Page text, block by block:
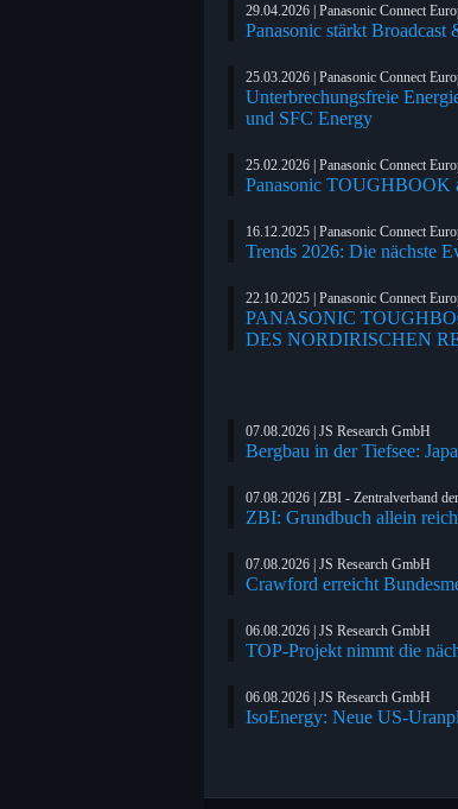
29.04.2026 | Panasonic Connect
Panasonic stärkt
25.03.2026 | Panasonic Connect
Unterbrechungsfreie
und SFC Energy
25.02.2026 | Panasonic Connect
Panasonic TOUGHBOOK
16.12.2025 | Panasonic Connect
Trends 2026: Die nächste
22.10.2025 | Panasonic Connect
PANASONIC
DES NORDIRISCHEN
07.08.2026 | JS Research GmbH
Bergbau in der Tiefsee:
07.08.2026 | ZBI - Zentralverband
ZBI: Grundbuch allein
07.08.2026 | JS Research GmbH
Crawford erreicht
06.08.2026 | JS Research GmbH
TOP-Projekt nimmt die
06.08.2026 | JS Research GmbH
IsoEnergy: Neue US-